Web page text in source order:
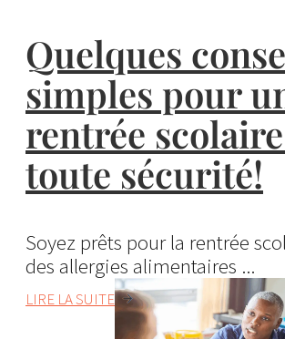
Quelques
simples pour
rentrée
toute sécurité!
Soyez prêts pour la rentrée
des allergies alimentaires ...
LIRE LA SUITE